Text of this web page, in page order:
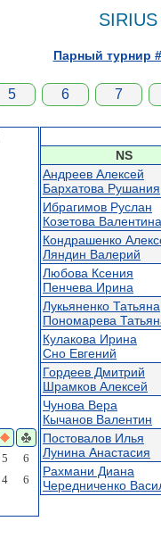
Парный турнир
5 6 7
5
6
4
6
NS
Андреев Алексей
Бархатова Рушания
Ибрагимов Руслан
Козетова Валентина
Кондрашенко
Ляндин Валерий
Любова Ксения
Пенчева Ирина
Лукьяненко Татьяна
Пономарева
Кулакова Ирина
Сно Евгений
Гордеев Дмитрий
Шрамков Алексей
Чунова Вера
Кычанов Валентин
Постовалов Илья
Лунина Анастасия
Рахмани Диана
Чередниченко